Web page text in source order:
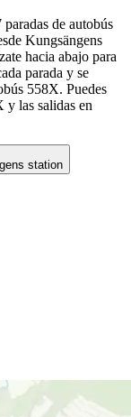
de autobús
Kungsängens
hacia abajo para
parada y se
558X. Puedes
y las salidas en
station